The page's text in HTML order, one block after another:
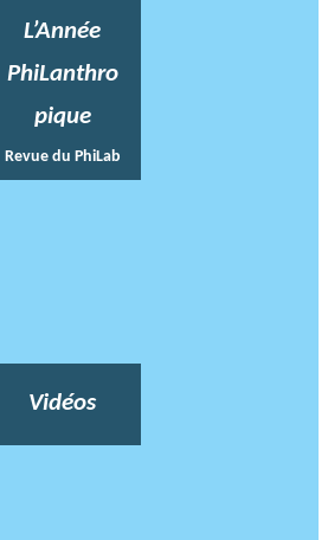
L’Année
PhiLanthro
pique
Revue du PhiLab
Vidéos